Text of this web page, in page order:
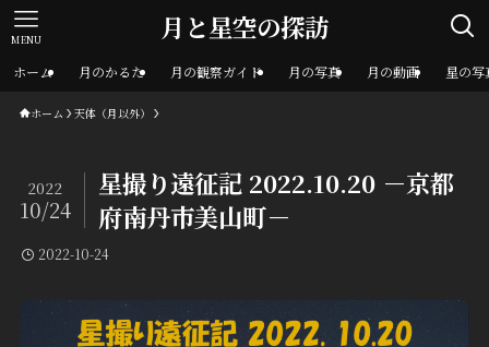
月と星空の探訪
MENU
ホーム 月のかるた 月の観察ガイド 月の写真 月の動画 星の写
ホーム 天体（月以外）
星撮り遠征記 2022.10.20 －京都
府南丹市美山町－
2022
10/24
2022-10-24